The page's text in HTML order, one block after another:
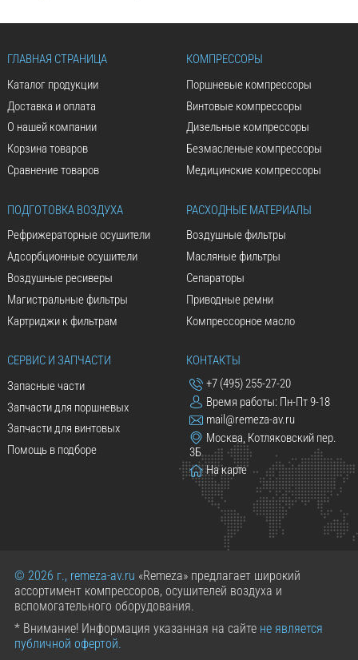
ГЛАВНАЯ СТРАНИЦА
Каталог продукции
Доставка и оплата
О нашей компании
Корзина товаров
Сравнение товаров
КОМПРЕССОРЫ
Поршневые компрессоры
Винтовые компрессоры
Дизельные компрессоры
Безмасленые компрессоры
Медицинские компрессоры
ПОДГОТОВКА ВОЗДУХА
Рефрижераторные осушители
Адсорбционные осушители
Воздушные ресиверы
Магистральные фильтры
Картриджи к фильтрам
РАСХОДНЫЕ МАТЕРИАЛЫ
Воздушные фильтры
Масляные фильтры
Сепараторы
Приводные ремни
Компрессорное масло
СЕРВИС И ЗАПЧАСТИ
Запасные части
Запчасти для поршневых
Запчасти для винтовых
Помощь в подборе
КОНТАКТЫ
+7 (495) 255-27-20
Время работы: Пн-Пт 9-18
mail@remeza-av.ru
Москва, Котляковский пер.
3Б
На карте
© 2026 г., remeza-av.ru «Remeza» предлагает широкий
ассортимент компрессоров, осушителей воздуха и
вспомогательного оборудования.
* Внимание! Информация указанная на сайте не является
публичной офертой.